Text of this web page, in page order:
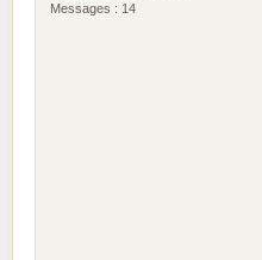
Messages : 14